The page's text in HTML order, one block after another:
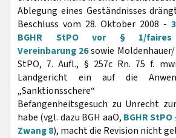
Ablegung eines Geständnisses
Beschluss vom 28. Oktober 2008 -
BGHR StPO vor § 1/faires
Vereinbarung 26sowie Moldenhauer/
StPO, 7. Aufl., § 257c Rn. 75 f.
Landgericht ein auf die
„Sanktionsschere“
Befangenheitsgesuch zu Unrecht
habe (vgl. dazu BGH aaO, BGHR StPO
Zwang 8), macht die Revision nicht